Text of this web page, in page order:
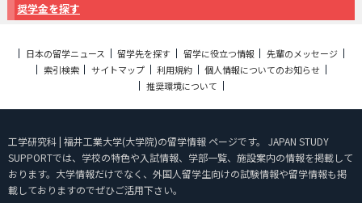
奨学金を探す
日本の留学ニュース 留学先を探す 留学に役立つ情報
先輩のメッセージ
索引検索
サイトマップ 利用規約
個人情報についてのお知らせ
推奨環境について
工学研究科 | 福井工業大学(大学院)の留学情報 ページです。 JAPAN STUDY
SUPPORTでは、学校の特色や入試情報、学部一覧、施設案内の情報を掲載して
おります。大学情報だけでなく、外国人留学生向けの試験情報や留学情報も掲
載しておりますのでぜひご活用下さい。